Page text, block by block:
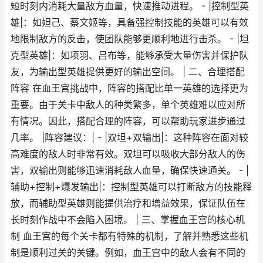
短时刻内消耗大量敌方血量，快速推动进程。 - |控制型英
雄|：如妲己、蔡文姬等，具备强控制技能的英雄可以有效
地限制敌方的反击，使团队能够更顺利地进行击杀。 - |坦
克型英雄|：如项羽、吕布等，能够承受大量伤害并保护队
友，为输出型英雄提供更好的输出空间。 | 二、合理搭配
阵容 在血王宫挑战中，阵容的搭配比单一英雄的选择更为
重要。由于关卡中敌人的种类繁多，单个英雄难以应对所
有情况。因此，搭配合理的阵容，可以帮助玩家进步通过
几率。 |阵容建议：| - |双坦+双输出|：这种阵容在面对较
高难度的敌人时非常有效。双坦可以吸收大部分敌人的伤
害，双输出则能够迅速消耗敌人血量，确保快速通关。 - |
辅助+控制+爆发输出|：控制型英雄可以打断敌方的技能释
放，而辅助型英雄则能提供治疗和增益效果，保证队伍在
长时刻作战中不会陷入困境。 | 三、掌握血王宫的核心机
制 血王宫的每个关卡都有特殊的机制，了解并熟悉这些机
制是顺利过关的关键。例如，血王宫中的敌人会有不同的